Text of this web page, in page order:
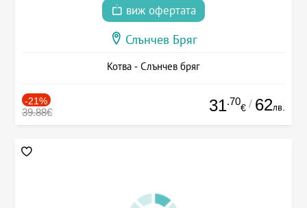
виж офертата
Слънчев Бряг
Котва - Слънчев бряг
-21%
39.88€ 31.70
€ / 62лв.